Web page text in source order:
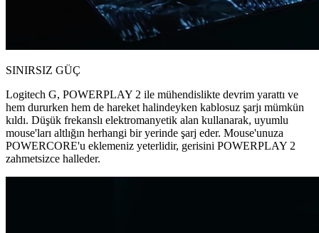
SINIRSIZ GÜÇ
Logitech G, POWERPLAY 2 ile mühendislikte devrim yarattı ve
hem dururken hem de hareket halindeyken kablosuz şarjı mümkün
kıldı. Düşük frekanslı elektromanyetik alan kullanarak, uyumlu
mouse'ları altlığın herhangi bir yerinde şarj eder. Mouse'unuza
POWERCORE'u eklemeniz yeterlidir, gerisini POWERPLAY 2
zahmetsizce halleder.